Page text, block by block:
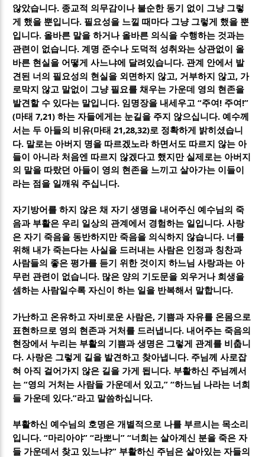
않았습니다. 종교적 의무감이나 불순한 동기 없이 그냥 그렇
게 했을 뿐입니다. 필요성을 느낄 때마다 그냥 그렇게 했을 뿐
입니다. 올바른 말을 하거나 올바른 의식을 수행하는 것과는
관련이 없습니다.계명 준수나 도덕적 성취와는 상관없이 올
바른 현실을 어떻게 사느냐에 달려있습니다. 관계 안에서 발
견된 너의 필요성의 현실을 외면하지 않고, 거부하지 않고, 가
로막지 않고 말없이 그냥 필요를 채우는 가운데 영의 현존을
발견할 수 있다는 말입니다. 임명장을 내세우고“주여! 주여!”
(마태7,21)하는 자들에게는 눈길을 주지 않으십니다.예수께
서는 두 아들의 비유(마태21,28,32)로 정확하게 밝히셨습니
다. 말로는 아버지 명을 따르겠노라 하면서도 따르지 않는 아
들이 아니라 처음엔 따르지 않겠다고 했지만 실제로는 아버지
의 말을 따랐던 아들이 영의 현존을 느끼고 살아가는 이들이
라는 점을 일깨워 주십니다.
자기방어를 하지 않은 채 자기 생명을 내어주신 예수님의 죽
음과 부활은 우리 일상의 관계에서 경험하는 일입니다.사랑
은 자기 죽음을 동반하지만 죽음을 의식하지 않습니다. 너를
위해 내가 죽는다는 사실을 드러내는 사람은 인정과 칭찬과
사람들의 좋은 평가를 듣기 위한 것이지 하느님 사랑과는 아
무런 관련이 없습니다. 많은 양의 기도문을 외우거나 희생을
셈하는 사람일수록 자신이 하는 일을 반복해서 말합니다.
가난하고 온유하고 자비로운 사람은, 기쁨과 자유를 온몸으로
표현하므로 영의 현존과 거처를 드러냅니다. 내어주는 죽음의
현장에서 누리는 부활의 기쁨과 생명은 그렇게 관계를 비춥니
다.사랑은 그렇게 길을 발견하고 찾아냅니다. 주님께 사로잡
혀 아직 걸어가지 않은 길을 가게 됩니다. 부활하신 주님께서
는“영의 거처는 사람들 가운데서 있고,” “하느님 나라는 너희
들 가운데 있다.”라고 말씀하십니다.
부활하신 예수님의 호명은 개별적으로 나를 부르시는 목소리
입니다. “마리아야” “라뽀니” “너희는 살아계신 분을 죽은 자
들 가운데서 찾고 있느냐?” 부활하신 주님은 살아있는 자들의